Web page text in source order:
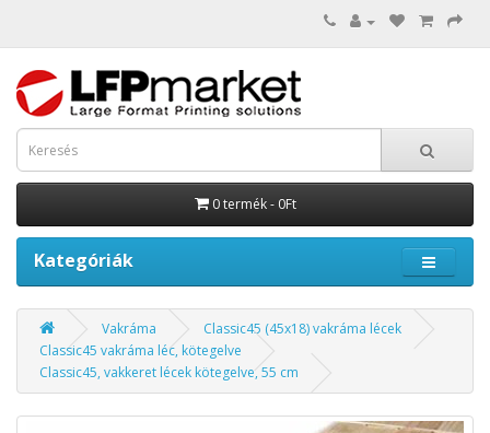
0 termék - 0Ft
Kategóriák
Vakráma
Classic45 (45x18) vakráma lécek
Classic45 vakráma léc, kötegelve
Classic45, vakkeret lécek kötegelve, 55 cm